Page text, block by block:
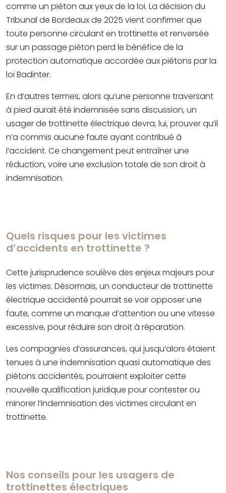
comme un piéton aux yeux de la loi. La décision du
Tribunal de Bordeaux de 2025 vient confirmer que
toute personne circulant en trottinette et renversée
sur un passage piéton perd le bénéfice de la
protection automatique accordée aux piétons par la
loi Badinter.
En d’autres termes, alors qu’une personne traversant
à pied aurait été indemnisée sans discussion, un
usager de trottinette électrique devra, lui, prouver qu’il
n’a commis aucune faute ayant contribué à
l’accident. Ce changement peut entraîner une
réduction, voire une exclusion totale de son droit à
indemnisation.
Quels risques pour les victimes
d’accidents en trottinette ?
Cette jurisprudence soulève des enjeux majeurs pour
les victimes. Désormais, un conducteur de trottinette
électrique accidenté pourrait se voir opposer une
faute, comme un manque d’attention ou une vitesse
excessive, pour réduire son droit à réparation.
Les compagnies d’assurances, qui jusqu’alors étaient
tenues à une indemnisation quasi automatique des
piétons accidentés, pourraient exploiter cette
nouvelle qualification juridique pour contester ou
minorer l’indemnisation des victimes circulant en
trottinette.
Nos conseils pour les usagers de
trottinettes électriques